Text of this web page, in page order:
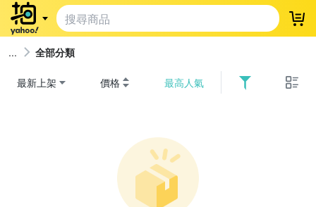
登
全部分類
最新上架 價格 最高人氣